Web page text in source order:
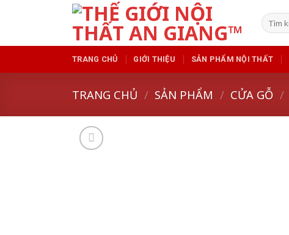
Tìm
kiếm:
TRANG CHỦ GIỚI THIỆU SẢN PHẨM NỘI THẤT
TRANG CHỦ / SẢN PHẨM / CỬA GỖ /